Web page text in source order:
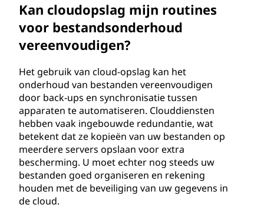
Kan cloudopslag mijn routines
voor bestandsonderhoud
vereenvoudigen?
Het gebruik van cloud-opslag kan het
onderhoud van bestanden vereenvoudigen
door back-ups en synchronisatie tussen
apparaten te automatiseren. Clouddiensten
hebben vaak ingebouwde redundantie, wat
betekent dat ze kopieën van uw bestanden op
meerdere servers opslaan voor extra
bescherming. U moet echter nog steeds uw
bestanden goed organiseren en rekening
houden met de beveiliging van uw gegevens in
de cloud.